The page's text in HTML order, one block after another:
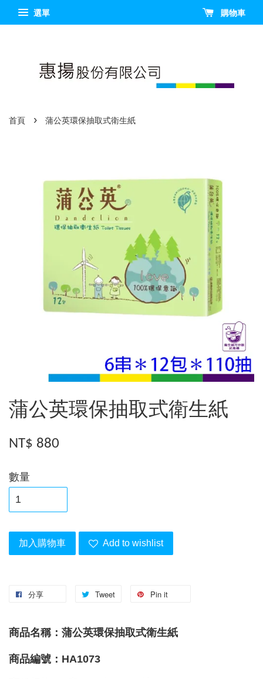
選單 購物車
首頁 › 蒲公英環保抽取式衛生紙
蒲公英環保抽取式衛生紙
NT$ 880
數量
加入購物車 Add to wishlist
分享 Tweet Pin it
商品名稱：蒲公英環保抽取式衛生紙
商品編號： HA1073